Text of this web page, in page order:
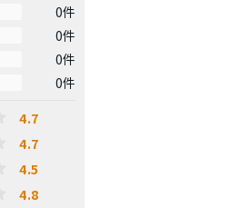
0件
0件
0件
0件
4.7
4.7
4.5
4.8